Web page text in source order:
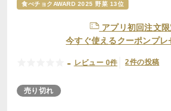
食べチョクAWARD 2025 野菜 13位
アプリ初回注文限
今すぐ使えるクーポンプレ
- レビュー 0件 2件の投稿
売り切れ